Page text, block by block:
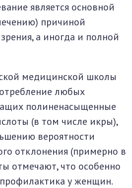
является основной
причиной
а иногда и полной
медицинской школы
любых
полиненасыщенные
(в том числе икры),
вероятности
отклонения (примерно в
отмечают, что особенно
у женщин.